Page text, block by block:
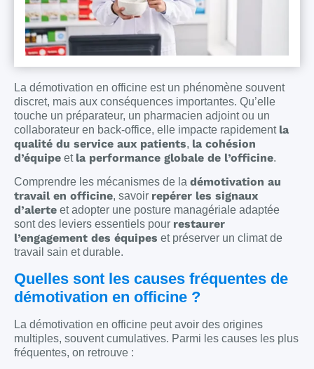
La démotivation en officine est un phénomène souvent
discret, mais aux conséquences importantes. Qu’elle
touche un préparateur, un pharmacien adjoint ou un
collaborateur en back-office, elle impacte rapidement la
qualité du service aux patients, la cohésion
d’équipe et la performance globale de l’officine.
Comprendre les mécanismes de la démotivation au
travail en officine, savoir repérer les signaux
d’alerte et adopter une posture managériale adaptée
sont des leviers essentiels pour restaurer
l’engagement des équipes et préserver un climat de
travail sain et durable.
Quelles sont les causes fréquentes de
démotivation en officine ?
La démotivation en officine peut avoir des origines
multiples, souvent cumulatives. Parmi les causes les plus
fréquentes, on retrouve :